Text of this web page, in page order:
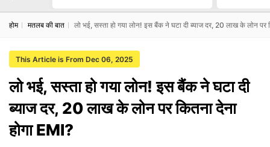
होम मतलब की बात लो भई, सस्‍ता हो गया लोन! इस बैंक ने घटा दी ब्‍याज दर, 20 लाख के लोन पर
This Article is From Dec 06, 2025
लो भई, सस्‍ता हो गया लोन! इस बैंक ने घटा दी
ब्‍याज दर, 20 लाख के लोन पर कितना देना
होगा EMI?